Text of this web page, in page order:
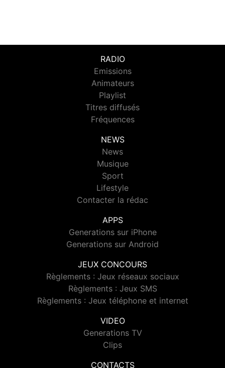
RADIO
Emissions
Animateurs
Playlist
Titres diffusés
Fréquences
NEWS
News
Musique
Sport
Lifestyle
Contacter la rédac
APPS
Generations sur iPhone
Generations sur Android
JEUX CONCOURS
Règlements : Jeux réseaux sociaux
Règlements : Jeux SMS
Règlements : Jeux téléphone et internet
VIDEO
Generations TV
Clips
CONTACTS